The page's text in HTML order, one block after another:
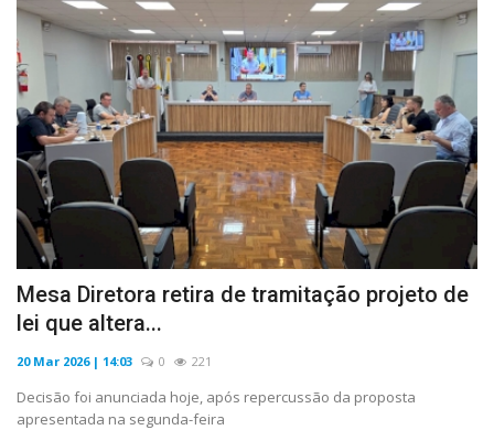
Mesa Diretora retira de tramitação projeto de
lei que altera...
20 Mar 2026 | 14:03 0 221
Decisão foi anunciada hoje, após repercussão da proposta
apresentada na segunda-feira